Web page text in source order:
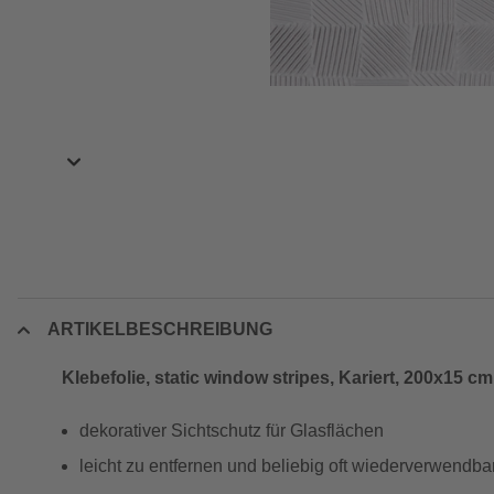
ARTIKELBESCHREIBUNG
Klebefolie, static window stripes, Kariert, 200x15 cm
dekorativer Sichtschutz für Glasflächen
leicht zu entfernen und beliebig oft